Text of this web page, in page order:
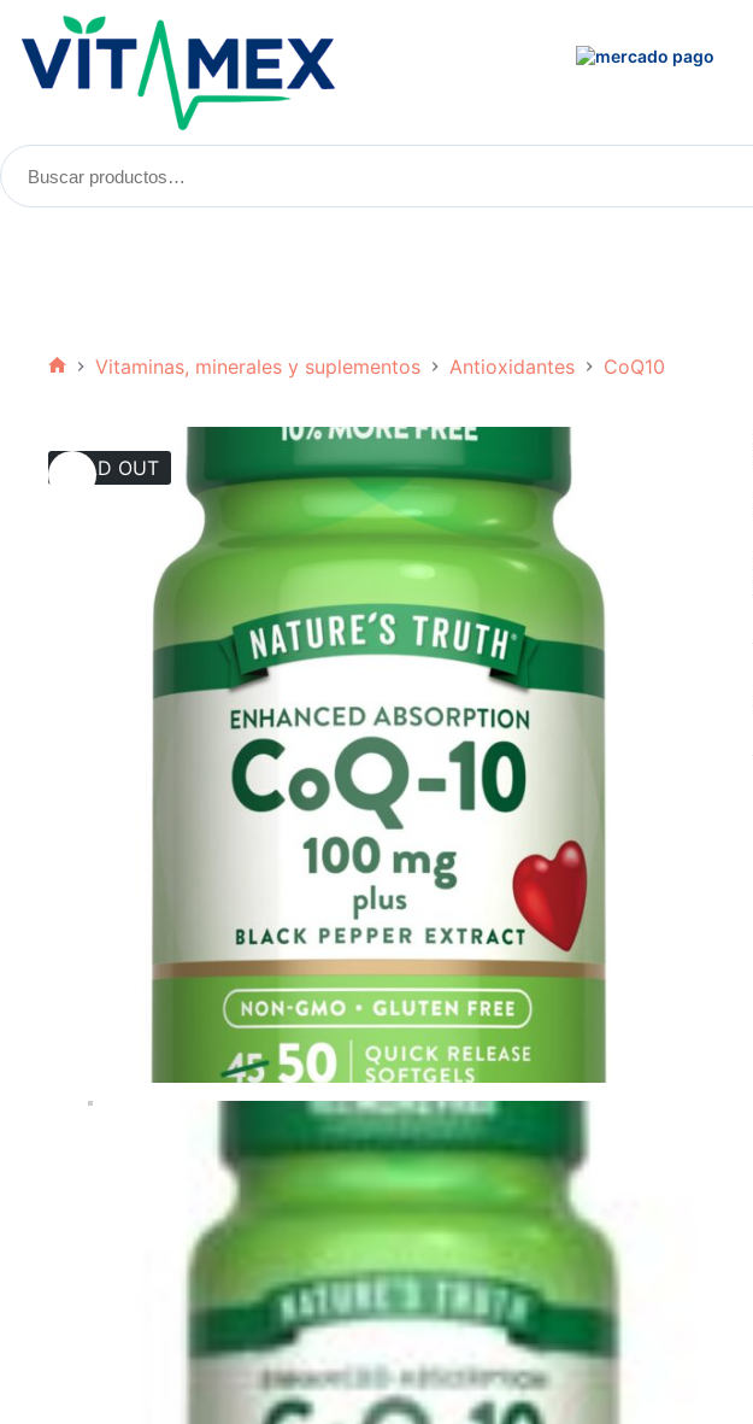
contenido
Buscar
productos:
Vitaminas, minerales y suplementos Antioxidantes CoQ10
SOLD OUT